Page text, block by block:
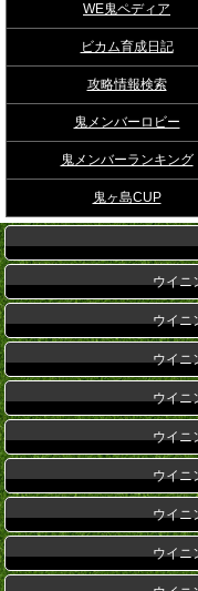
WE鬼ペディア
ビカム育成日記
攻略情報検索
鬼メンバーロビー
鬼メンバーランキング
鬼ヶ島CUP
ウイニ
ウイニ
ウイニ
ウイニ
ウイニ
ウイニ
ウイニ
ウイニ